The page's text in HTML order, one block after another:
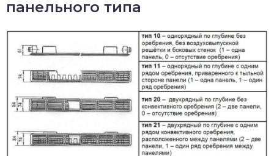
панельного типа